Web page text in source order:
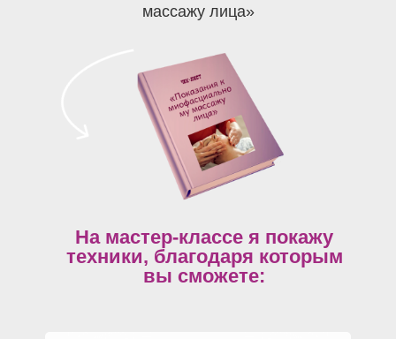
массажу лица»
На мастер-классе я покажу
техники, благодаря которым
вы сможете: